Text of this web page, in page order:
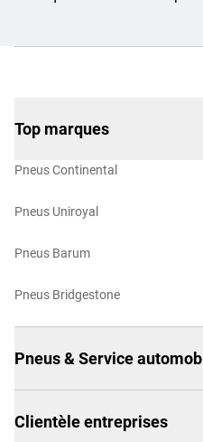
Top marques
Pneus Continental
Pneus Uniroyal
Pneus Barum
Pneus Bridgestone
Pneus & Service
Clientèle entreprises